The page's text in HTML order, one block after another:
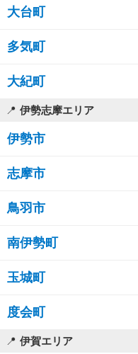
大台町
多気町
大紀町
伊勢志摩エリア
伊勢市
志摩市
鳥羽市
南伊勢町
玉城町
度会町
伊賀エリア